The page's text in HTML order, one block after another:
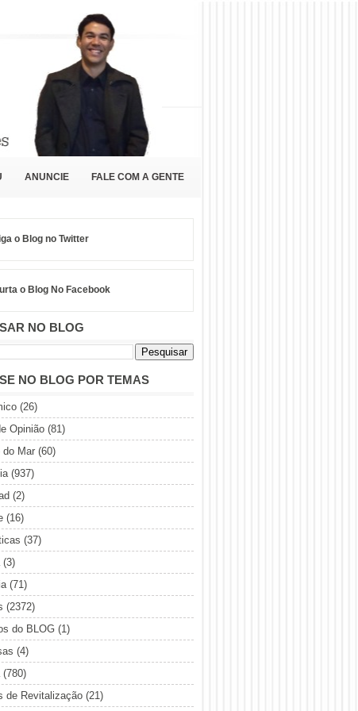
ANUNCIE FALE COM A GENTE
o Blog no Twitter
o Blog No Facebook
NO BLOG
NO BLOG POR TEMAS
(26)
Opinião (81)
do Mar (60)
(937)
(2)
(16)
(37)
(3)
(71)
(2372)
do BLOG (1)
(4)
(780)
de Revitalização (21)